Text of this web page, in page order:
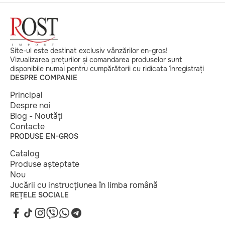
Site-ul este destinat exclusiv vânzărilor en-gros!
Vizualizarea prețurilor și comandarea produselor sunt
disponibile numai pentru cumpărătorii cu ridicata înregistrați
DESPRE COMPANIE
Principal
Despre noi
Blog - Noutăți
Contacte
PRODUSE EN-GROS
Catalog
Produse așteptate
Nou
Jucării cu instrucțiunea în limba română
REȚELE SOCIALE